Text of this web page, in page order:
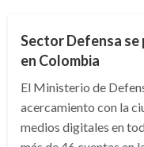
Sector Defensa
en Colombia
El Ministerio de
acercamiento con la
medios digitales en